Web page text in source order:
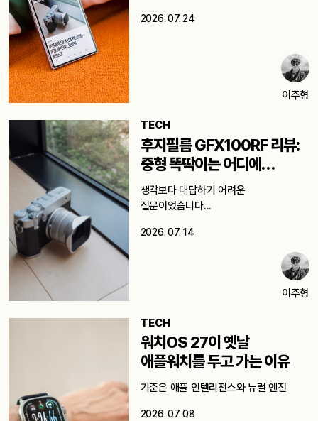
2026. 07. 24
이주형
TECH
후지필름 GFX100RF 리뷰:
중형 똑딱이는 어디에
쓸까요?
생각보다 대답하기 어려운
질문이었습니다...
2026. 07. 14
이주형
TECH
워치OS 27이 옛날
애플워치를 두고 가는 이유
기준은 애플 인텔리전스와 뉴럴 엔진
2026. 07. 08